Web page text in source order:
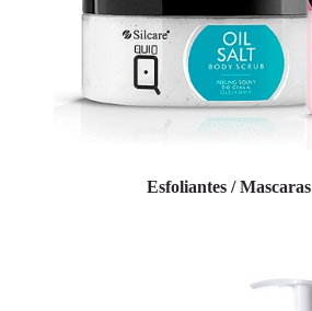
Esfoliantes / Mascaras